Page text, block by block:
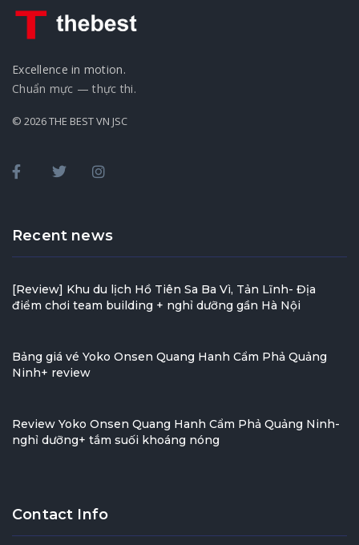
Excellence in motion.
Chuẩn mực — thực thi.
© 2026 THE BEST VN JSC
Recent news
[Review] Khu du lịch Hồ Tiên Sa Ba Vì, Tản Lĩnh- Địa
điểm chơi team building + nghỉ dưỡng gần Hà Nội
Bảng giá vé Yoko Onsen Quang Hanh Cẩm Phả Quảng
Ninh+ review
Review Yoko Onsen Quang Hanh Cẩm Phả Quảng Ninh-
nghỉ dưỡng+ tắm suối khoáng nóng
Contact Info